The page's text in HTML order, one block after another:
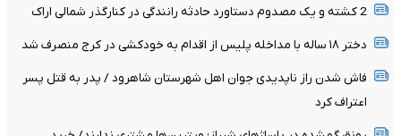
2 کشته و یک مصدوم دستاورد حادثه رانندگی در کنارگذر شمالی اراک
دختر ۱۸ ساله با مداخله پلیس از اقدام به خودکشی در کرج منصرف شد
فاش شدن راز ناپدیدی جوان اهل شهرستان شاهرود / پدر به قتل پسر
اعتراف کرد